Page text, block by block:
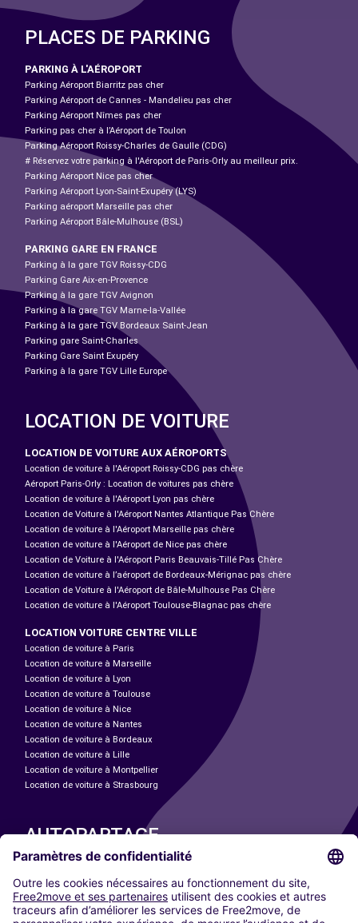
PLACES DE PARKING
PARKING À L'AÉROPORT
Parking Aéroport Biarritz pas cher
Parking Aéroport de Cannes - Mandelieu pas cher
Parking Aéroport Nîmes pas cher
Parking pas cher à l’Aéroport de Toulon
Parking Aéroport Roissy-Charles de Gaulle (CDG)
# Réservez votre parking à l'Aéroport de Paris-Orly au meilleur prix.
Parking Aéroport Nice pas cher
Parking Aéroport Lyon-Saint-Exupéry (LYS)
Parking aéroport Marseille pas cher
Parking Aéroport Bâle-Mulhouse (BSL)
PARKING GARE EN FRANCE
Parking à la gare TGV Roissy-CDG
Parking Gare Aix-en-Provence
Parking à la gare TGV Avignon
Parking à la gare TGV Marne-la-Vallée
Parking à la gare TGV Bordeaux Saint-Jean
Parking gare Saint-Charles
Parking Gare Saint Exupéry
Parking à la gare TGV Lille Europe
LOCATION DE VOITURE
LOCATION DE VOITURE AUX AÉROPORTS
Location de voiture à l'Aéroport Roissy-CDG pas chère
Aéroport Paris-Orly : Location de voitures pas chère
Location de voiture à l'Aéroport Lyon pas chère
Location de Voiture à l'Aéroport Nantes Atlantique Pas Chère
Location de voiture à l'Aéroport Marseille pas chère
Location de voiture à l'Aéroport de Nice pas chère
Location de Voiture à l'Aéroport Paris Beauvais-Tillé Pas Chère
Location de voiture à l’aéroport de Bordeaux-Mérignac pas chère
Location de Voiture à l'Aéroport de Bâle-Mulhouse Pas Chère
Location de voiture à l'Aéroport Toulouse-Blagnac pas chère
LOCATION VOITURE CENTRE VILLE
Location de voiture à Paris
Location de voiture à Marseille
Location de voiture à Lyon
Location de voiture à Toulouse
Location de voiture à Nice
Location de voiture à Nantes
Location de voiture à Bordeaux
Location de voiture à Lille
Location de voiture à Montpellier
Location de voiture à Strasbourg
AUTOPARTAGE
Paris
Madrid
Washington DC